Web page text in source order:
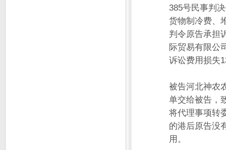
385号民事判
货物制冷费、
判令原告承担
际贸易有限公
诉讼费用损失
被告河北神农
单交给被告，
将代理事项转
的港后原告没
用。